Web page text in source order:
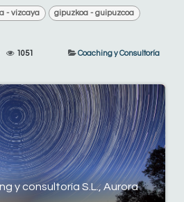
- vizcaya gipuzkoa - guipuzcoa
1051 Coaching y Consultoría
y consultoría S.L., Aurora